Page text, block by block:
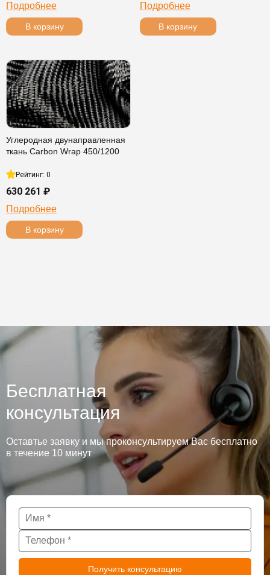
Подробнее
В корзину
Подробнее
В корзину
Углеродная двунаправленная
ткань Carbon Wrap 450/1200
Рейтинг: 0
630 261 ₽
Подробнее
В корзину
Бесплатная
консультация
Оставтье заявку и мы проконсультируем Вас бесплатно
в течение 10 минут